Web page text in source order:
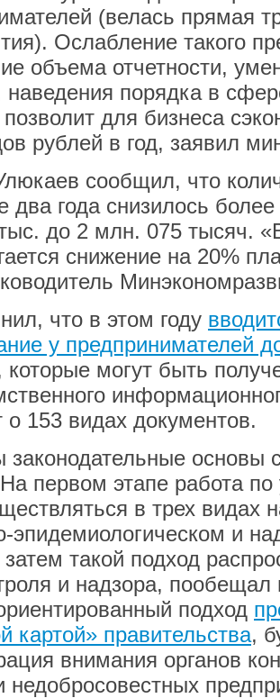
(велась прямая
Ослабление такого
объема отчетности,
наведения порядка в
для бизнеса
рублей в год, заявил
сообщил, что
два года снизилось
до 2 млн. 075 тысяч.
снижение на 20%
что в этом году
у предпринимателей
которые могут быть
о 153 видах документов.
основы
первом этапе работа
в трех видах
эпидемиологическом и
такой подход
и надзора,
подход
картой» правительства,
внимания органов
недобросовестных